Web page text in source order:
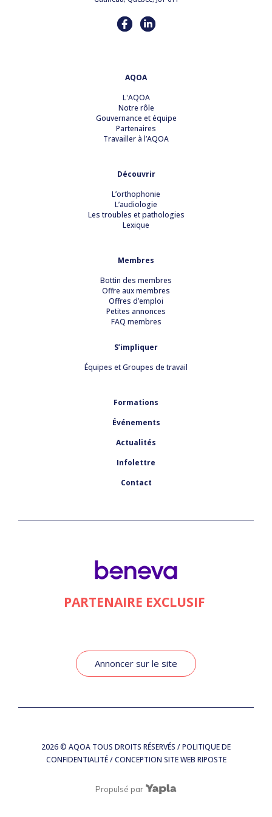
AQOA
L'AQOA
Notre rôle
Gouvernance et équipe
Partenaires
Travailler à l’AQOA
Découvrir
L’orthophonie
L’audiologie
Les troubles et pathologies
Lexique
Membres
Bottin des membres
Offre aux membres
Offres d’emploi
Petites annonces
FAQ membres
S’impliquer
Équipes et Groupes de travail
Formations
Événements
Actualités
Infolettre
Contact
PARTENAIRE EXCLUSIF
Annoncer sur le site
2026© AQOA TOUS DROITS RÉSERVÉS /POLITIQUE DE
CONFIDENTIALITÉ/ CONCEPTION SITE WEB RIPOSTE
Propulsé par